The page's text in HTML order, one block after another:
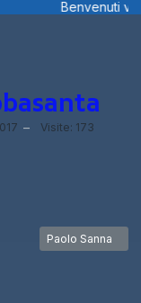
... fotografie, filmini e
Visite: 173
Articolo
Paolo Sanna